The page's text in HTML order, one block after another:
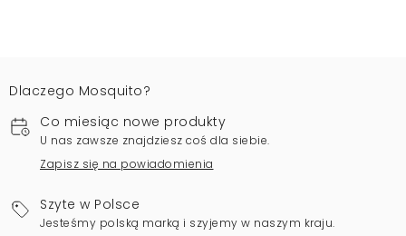
Dlaczego Mosquito?
Co miesiąc nowe produkty
U nas zawsze znajdziesz coś dla siebie.
Zapisz się na powiadomienia
Szyte w Polsce
Jesteśmy polską marką i szyjemy w naszym kraju.